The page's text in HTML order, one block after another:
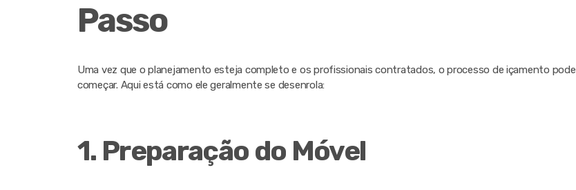
Passo
Uma vez que o planejamento esteja completo e os profissionais contratados, o processo de içamento pode
começar. Aqui está como ele geralmente se desenrola:
1. Preparação do Móvel